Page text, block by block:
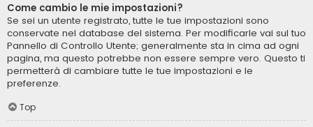
Come cambio le mie impostazioni?
Se sei un utente registrato, tutte le tue impostazioni sono
conservate nel database del sistema. Per modificarle vai sul tuo
Pannello di Controllo Utente; generalmente sta in cima ad ogni
pagina, ma questo potrebbe non essere sempre vero. Questo ti
permetterà di cambiare tutte le tue impostazioni e le
preferenze.
Top